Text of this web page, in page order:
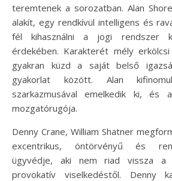
teremtenek a sorozatban. Alan
alakít, egy rendkívül intelligens és
fél kihasználni a jogi rendszer
érdekében. Karakterét mély
gyakran küzd a saját belső
gyakorlat között. Alan
szarkazmusával emelkedik ki,
mozgatórugója.
Denny Crane, William Shatner
excentrikus, öntörvényű és
ügyvédje, aki nem riad vissza a
provokatív viselkedéstől. Denny